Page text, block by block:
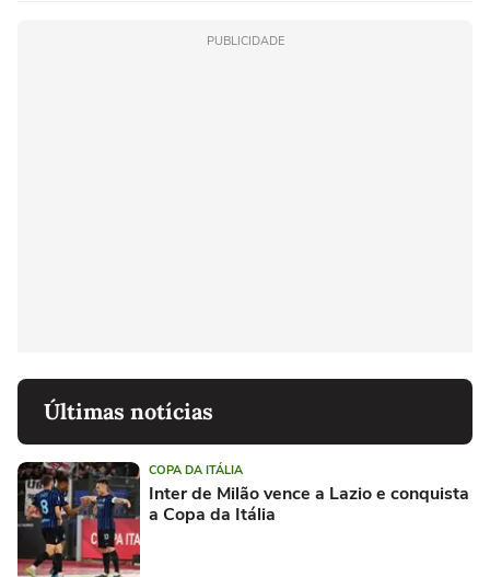
PUBLICIDADE
Últimas notícias
COPA DA ITÁLIA
Inter de Milão vence a Lazio e conquista
a Copa da Itália